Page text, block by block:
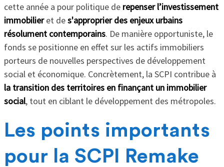
cette année a pour politique de repenser l’investissement
immobilieret des'approprier des enjeux urbains
résolument contemporains. De manière opportuniste, le
fonds se positionne en effet sur les actifs immobiliers
porteurs de nouvelles perspectives de développement
social et économique. Concrètement, la SCPI contribue à
la transition des territoires en finançant un immobilier
social, tout en ciblant le développement des métropoles.
Les points importants
pour la SCPI Remake